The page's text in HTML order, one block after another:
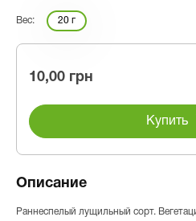
Вес: 20 г
10,00 грн
Купить
Описание
Раннеспелый лущильный сорт.